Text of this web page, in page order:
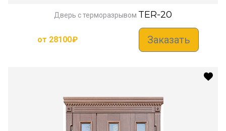
Дверь с терморазрывом TER-20
от 28100₽ Заказать